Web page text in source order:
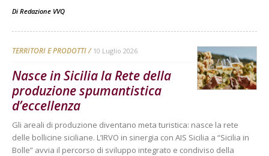
Di Redazione VVQ
TERRITORI E PRODOTTI 10 Luglio 2026
Nasce in Sicilia la Rete della
produzione spumantistica
d’eccellenza
Gli areali di produzione diventano meta turistica: nasce la rete
delle bollicine siciliane. L’IRVO in sinergia con AIS Sicilia a “Sicilia in
Bolle” avvia il percorso di sviluppo integrato e condiviso della